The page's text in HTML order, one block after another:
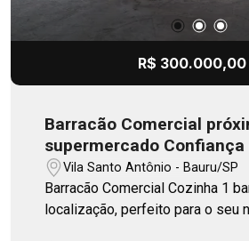
R$ 300.000,00
Barracão Comercial
supermercado Confiança
Nazções Unidas
Vila Santo Antônio - Bauru/SP
Barracão Comercial Cozinha 1 banheiro Excelente
localização, perfeito para o seu